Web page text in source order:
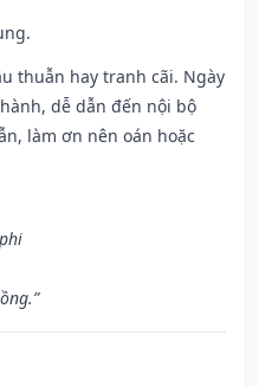
thuẫn hay tranh cãi. Ngày
dễ dẫn đến nội bộ
làm ơn nên oán hoặc